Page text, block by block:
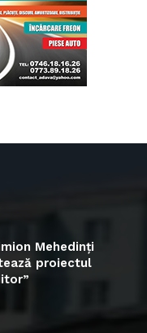
Mehedinți
proiectul